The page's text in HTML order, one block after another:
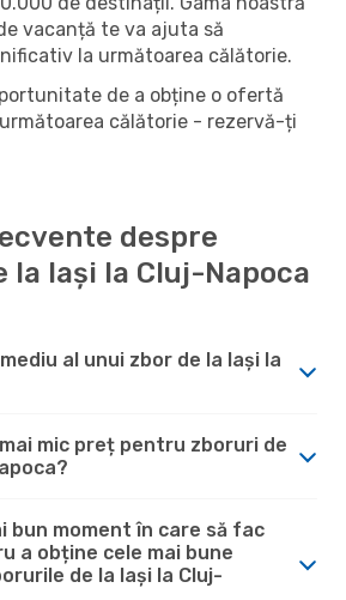
vacanță te va ajuta să
la următoarea călătorie.
de a obține o ofertă
călătorie - rezervă-ți
despre
la Iași la Cluj-Napoca
al unui zbor de la Iași la
mic preț pentru zboruri de
bun moment în care să fac
a obține cele mai bune
de la Iași la Cluj-